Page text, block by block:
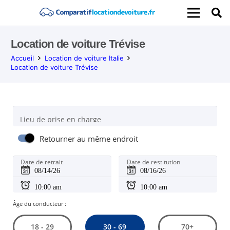
Location de voiture Trévise
Accueil
Location de voiture Italie
Location de voiture Trévise
Lieu de prise en charge
Retourner au même endroit
Date de retrait Date de restitution
Âge du conducteur :
18 - 29 30 - 69 70+